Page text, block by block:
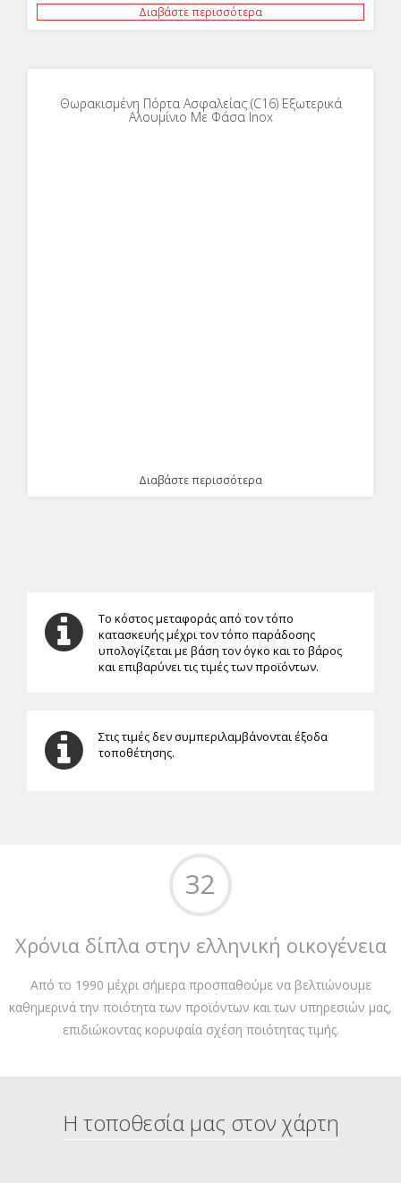
Διαβάστε περισσότερα
Θωρακισμένη Πόρτα Ασφαλείας (C16) Εξωτερικά
Αλουμίνιο Με Φάσα Inox
Διαβάστε περισσότερα
Το κόστος μεταφοράς από τον τόπο
κατασκευής μέχρι τον τόπο παράδοσης
υπολογίζεται με βάση τον όγκο και το βάρος
και επιβαρύνει τις τιμές των προϊόντων.
Στις τιμές δεν συμπεριλαμβάνονται έξοδα
τοποθέτησης.
32
Χρόνια δίπλα στην ελληνική οικογένεια
Από το 1990 μέχρι σήμερα προσπαθούμε να βελτιώνουμε
καθημερινά την ποιότητα των προϊόντων και των υπηρεσιών μας,
επιδιώκοντας κορυφαία σχέση ποιότητας τιμής.
Η τοποθεσία μας στον χάρτη